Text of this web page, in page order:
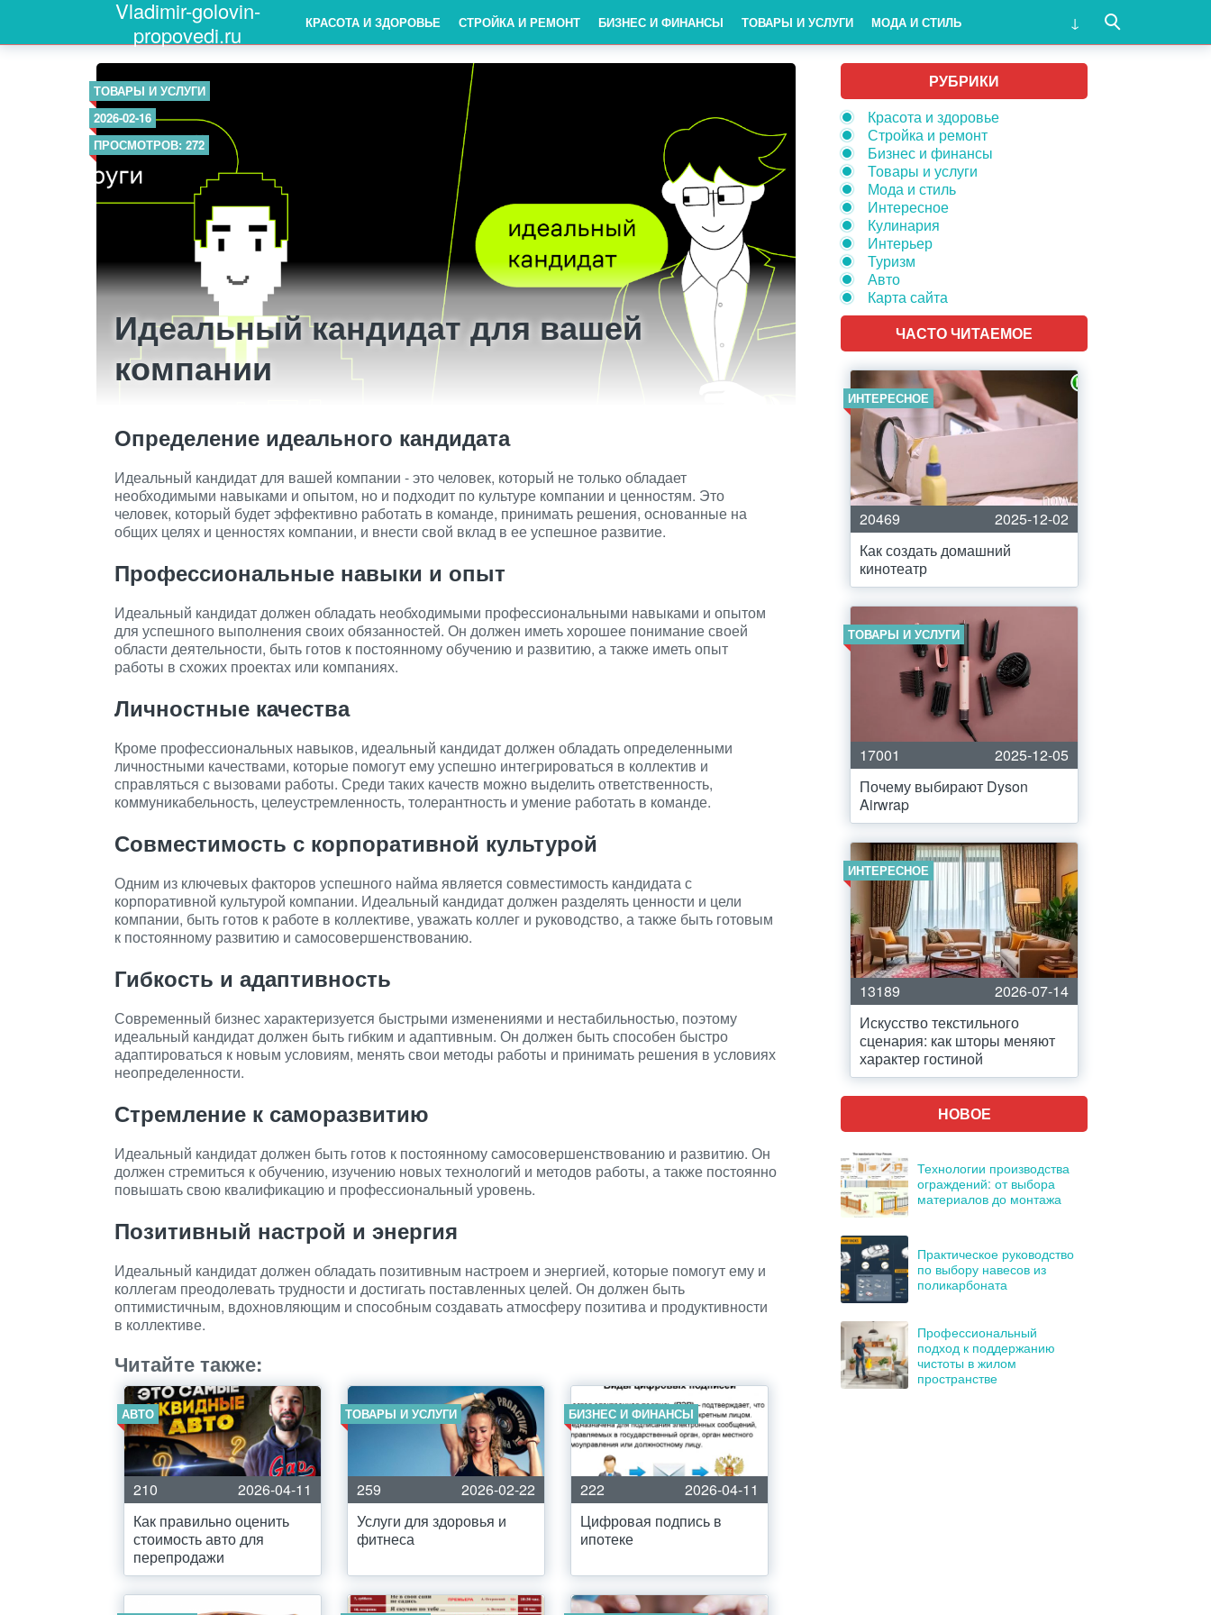
Vladimir-golovin-
propovedi.ru
КРАСОТА И ЗДОРОВЬЕ СТРОЙКА И РЕМОНТ БИЗНЕС И ФИНАНСЫ ТОВАРЫ И УСЛУГИ МОДА И СТИЛЬ
ТОВАРЫ И УСЛУГИ
2026-02-16
ПРОСМОТРОВ: 272
Идеальный кандидат для вашей
компании
Определение идеального кандидата
Идеальный кандидат для вашей компании - это человек, который не только обладает
необходимыми навыками и опытом, но и подходит по культуре компании и ценностям. Это
человек, который будет эффективно работать в команде, принимать решения, основанные на
общих целях и ценностях компании, и внести свой вклад в ее успешное развитие.
Профессиональные навыки и опыт
Идеальный кандидат должен обладать необходимыми профессиональными навыками и опытом
для успешного выполнения своих обязанностей. Он должен иметь хорошее понимание своей
области деятельности, быть готов к постоянному обучению и развитию, а также иметь опыт
работы в схожих проектах или компаниях.
Личностные качества
Кроме профессиональных навыков, идеальный кандидат должен обладать определенными
личностными качествами, которые помогут ему успешно интегрироваться в коллектив и
справляться с вызовами работы. Среди таких качеств можно выделить ответственность,
коммуникабельность, целеустремленность, толерантность и умение работать в команде.
Совместимость с корпоративной культурой
Одним из ключевых факторов успешного найма является совместимость кандидата с
корпоративной культурой компании. Идеальный кандидат должен разделять ценности и цели
компании, быть готов к работе в коллективе, уважать коллег и руководство, а также быть готовым
к постоянному развитию и самосовершенствованию.
Гибкость и адаптивность
Современный бизнес характеризуется быстрыми изменениями и нестабильностью, поэтому
идеальный кандидат должен быть гибким и адаптивным. Он должен быть способен быстро
адаптироваться к новым условиям, менять свои методы работы и принимать решения в условиях
неопределенности.
Стремление к саморазвитию
Идеальный кандидат должен быть готов к постоянному самосовершенствованию и развитию. Он
должен стремиться к обучению, изучению новых технологий и методов работы, а также постоянно
повышать свою квалификацию и профессиональный уровень.
Позитивный настрой и энергия
Идеальный кандидат должен обладать позитивным настроем и энергией, которые помогут ему и
коллегам преодолевать трудности и достигать поставленных целей. Он должен быть
оптимистичным, вдохновляющим и способным создавать атмосферу позитива и продуктивности
в коллективе.
Читайте также:
АВТО
210
2026-04-11
Как правильно оценить
стоимость авто для
перепродажи
ТОВАРЫ И УСЛУГИ
259
2026-02-22
Услуги для здоровья и
фитнеса
БИЗНЕС И ФИНАНСЫ
222
2026-04-11
Цифровая подпись в
ипотеке
РУБРИКИ
Красота и здоровье
Стройка и ремонт
Бизнес и финансы
Товары и услуги
Мода и стиль
Интересное
Кулинария
Интерьер
Туризм
Авто
Карта сайта
ЧАСТО ЧИТАЕМОЕ
ИНТЕРЕСНОЕ
20469
2025-12-02
Как создать домашний
кинотеатр
ТОВАРЫ И УСЛУГИ
17001
2025-12-05
Почему выбирают Dyson
Airwrap
ИНТЕРЕСНОЕ
13189
2026-07-14
Искусство текстильного
сценария: как шторы меняют
характер гостиной
НОВОЕ
Технологии производства
ограждений: от выбора
материалов до монтажа
Практическое руководство
по выбору навесов из
поликарбоната
Профессиональный
подход к поддержанию
чистоты в жилом
пространстве